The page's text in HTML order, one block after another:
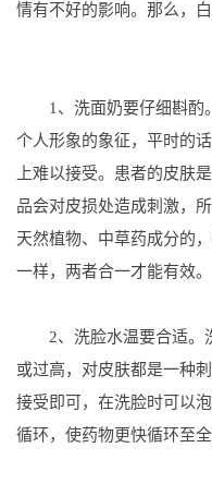
情有不好的影响。那么，
1、洗面奶要仔细斟酌
个人形象的象征，平时的
上难以接受。患者的皮肤
品会对皮损处造成刺激，
天然植物、中草药成分的
一样，两者合一才能有效。
2、洗脸水温要合适。
或过高，对皮肤都是一种
接受即可，在洗脸时可以
循环，使药物更快循环至